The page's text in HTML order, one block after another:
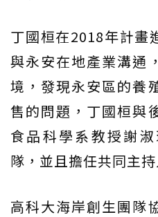
丁國桓在2018年計畫
與永安在地產業溝通
境，發現永安區的養
售的問題，丁國桓與
食品科學系教授謝
隊，並且擔任共同主持
高科大海岸創生團隊